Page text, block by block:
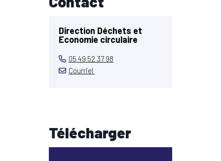
Direction Déchets et
Economie circulaire
05 49 52 37 98
Courriel
Télécharger